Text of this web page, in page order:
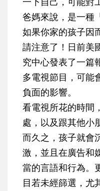
爸媽來說，是一種
如果你家的孩子因
請注意了！日前美
究中心發表了一篇
多電視節目，可能
負面的影響。
看電視所花的時間
處，以及跟其他小
而久之，孩子就會
激，並且在廣告和
當的言語和行為。
目若未經篩選，尤